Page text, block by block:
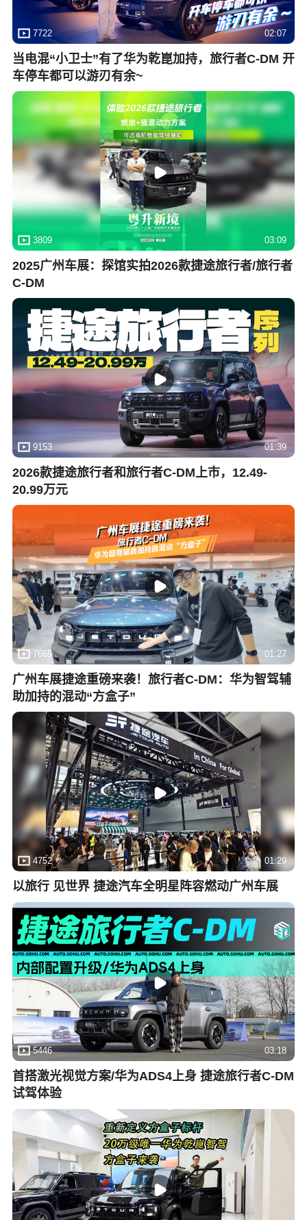
7722 02:07
当电混“小卫士”有了华为乾崑加持，旅行者C-DM 开
车停车都可以游刃有余~
3809 03:09
2025广州车展：探馆实拍2026款捷途旅行者/旅行者
C-DM
9153 01:39
2026款捷途旅行者和旅行者C-DM上市，12.49-
20.99万元
7665 01:27
广州车展捷途重磅来袭！旅行者C-DM：华为智驾辅
助加持的混动“方盒子”
4752 01:29
以旅行 见世界 捷途汽车全明星阵容燃动广州车展
5446 03:18
首搭激光视觉方案/华为ADS4上身 捷途旅行者C-DM
试驾体验